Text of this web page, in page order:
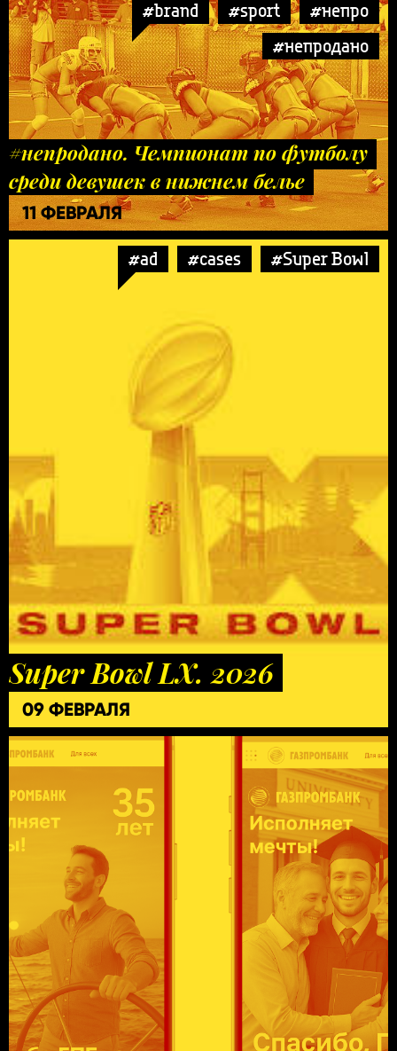
#brand #sport
#непро
#непродано
#непродано. Чемпионат по футболу
среди девушек в нижнем белье
11 ФЕВРАЛЯ
#ad #cases #Super Bowl
Super Bowl LX. 2026
09 ФЕВРАЛЯ